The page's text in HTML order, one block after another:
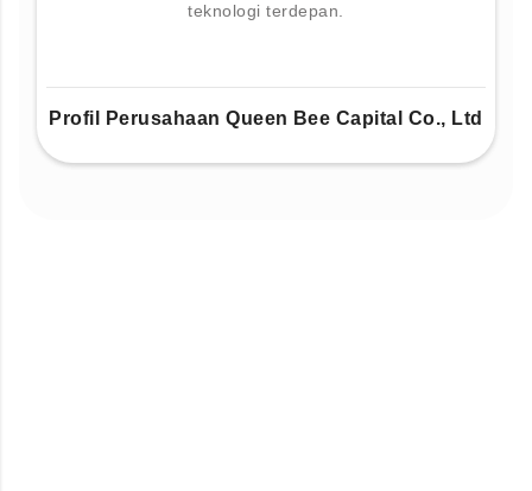
teknologi terdepan.
Profil Perusahaan Queen Bee Capital Co., Ltd